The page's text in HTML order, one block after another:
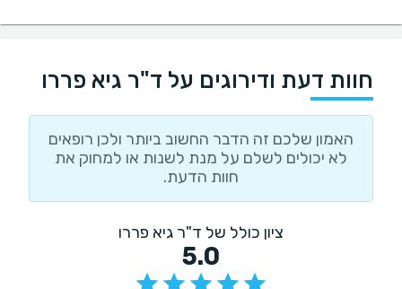
חוות דעת ודירוגים על ד"ר גיא פררו
האמון שלכם זה הדבר החשוב ביותר ולכן רופאים
לא יכולים לשלם על מנת לשנות או למחוק את
חוות הדעת.
ציון כולל של ד"ר גיא פררו
5.0